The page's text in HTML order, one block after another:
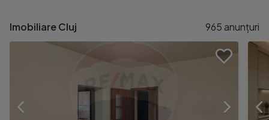
Imobiliare Cluj 965 anunțuri